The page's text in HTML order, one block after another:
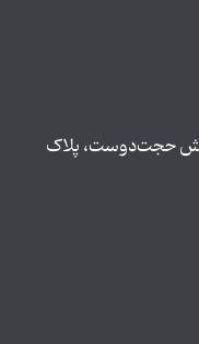
نبش حجت‌دوست، پلاک